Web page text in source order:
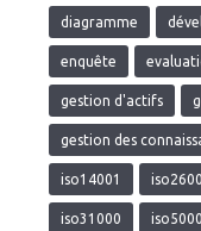
diagramme
enquête
gestion d'actifs
gestion des
iso14001
iso31000